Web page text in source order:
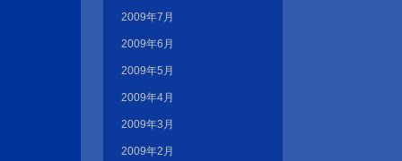
2009年7月
2009年6月
2009年5月
2009年4月
2009年3月
2009年2月